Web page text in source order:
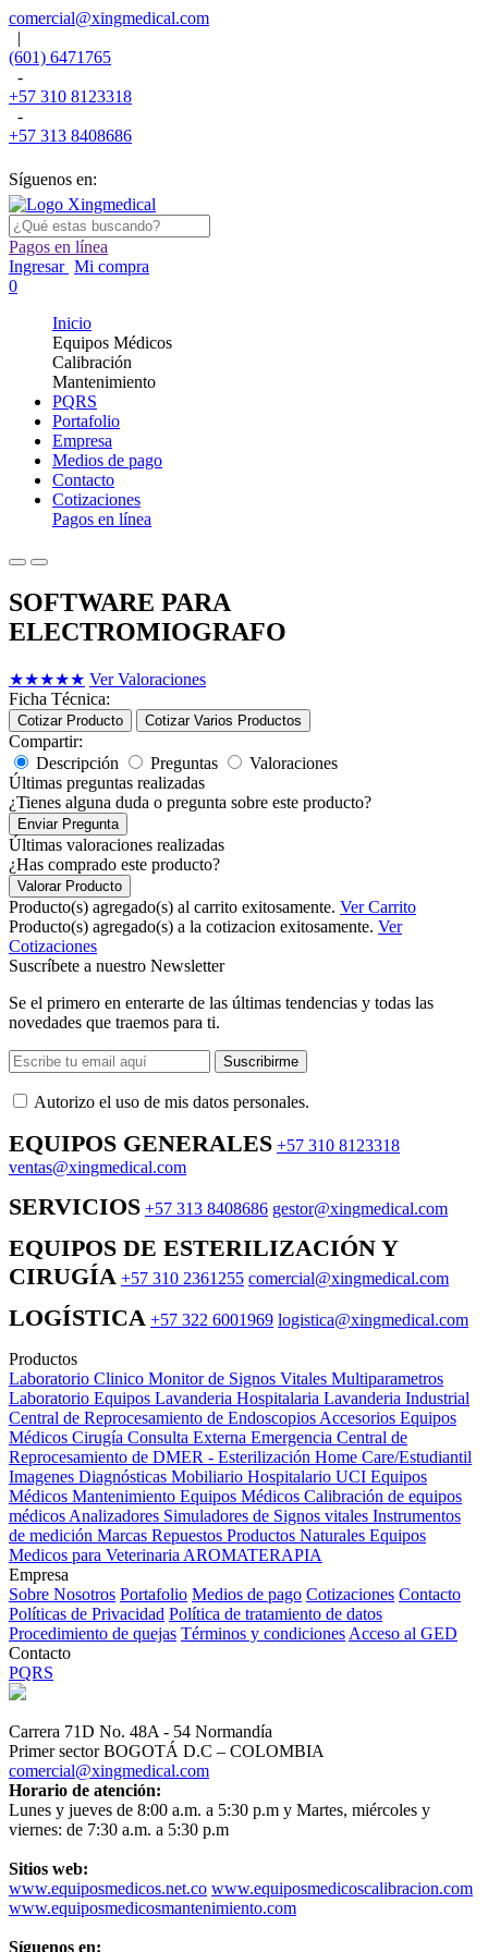
comercial@xingmedical.com
|
(601) 6471765
-
+57 310 8123318
-
+57 313 8408686
Síguenos en:
Pagos en línea
Ingresar Mi compra
0
Inicio
Equipos Médicos
Calibración
Mantenimiento
PQRS
Portafolio
Empresa
Medios de pago
Contacto
Cotizaciones
Pagos en línea
SOFTWARE PARA
ELECTROMIOGRAFO
★★★★★ Ver Valoraciones
Ficha Técnica:
Cotizar Producto Cotizar Varios Productos
Compartir:
Descripción
Preguntas
Valoraciones
Últimas preguntas realizadas
¿Tienes alguna duda o pregunta sobre este producto?
Enviar Pregunta
Últimas valoraciones realizadas
¿Has comprado este producto?
Valorar Producto
Producto(s) agregado(s) al carrito exitosamente. Ver Carrito
Producto(s) agregado(s) a la cotizacion exitosamente. Ver
Cotizaciones
Suscríbete a nuestro Newsletter
Se el primero en enterarte de las últimas tendencias y todas las
novedades que traemos para ti.
Suscribirme
Autorizo ​​el uso de mis datos personales.
EQUIPOS GENERALES +57 310 8123318
ventas@xingmedical.com
SERVICIOS +57 313 8408686 gestor@xingmedical.com
EQUIPOS DE ESTERILIZACIÓN Y
CIRUGÍA +57 310 2361255 comercial@xingmedical.com
LOGÍSTICA +57 322 6001969 logistica@xingmedical.com
Productos
Laboratorio Clinico Monitor de Signos Vitales Multiparametros
Laboratorio Equipos Lavanderia Hospitalaria Lavanderia Industrial
Central de Reprocesamiento de Endoscopios Accesorios Equipos
Médicos Cirugía Consulta Externa Emergencia Central de
Reprocesamiento de DMER - Esterilización Home Care/Estudiantil
Imagenes Diagnósticas Mobiliario Hospitalario UCI Equipos
Médicos Mantenimiento Equipos Médicos Calibración de equipos
médicos Analizadores Simuladores de Signos vitales Instrumentos
de medición Marcas Repuestos Productos Naturales Equipos
Medicos para Veterinaria AROMATERAPIA
Empresa
Sobre Nosotros Portafolio Medios de pago Cotizaciones Contacto
Políticas de Privacidad Política de tratamiento de datos
Procedimiento de quejas Términos y condiciones Acceso al GED
Contacto
PQRS
Carrera 71D No. 48A - 54 Normandía
Primer sector BOGOTÁ D.C – COLOMBIA
comercial@xingmedical.com
Horario de atención:
Lunes y jueves de 8:00 a.m. a 5:30 p.m y Martes, miércoles y
viernes: de 7:30 a.m. a 5:30 p.m
Sitios web:
www.equiposmedicos.net.co www.equiposmedicoscalibracion.com
www.equiposmedicosmantenimiento.com
Síguenos en: